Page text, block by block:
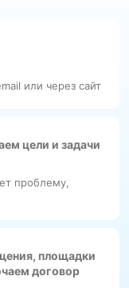
или через сайт
цели и задачи
проблему,
площадки
договор